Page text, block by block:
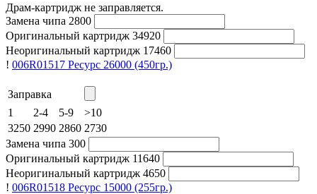
Драм-картридж не заправляется.
Замена чипа 2800
Оригинальный картридж 34920
Неоригинальный картридж 17460
! 006R01517 Ресурс 26000 (450гр.)
Заправка
1
2-4 5-9
>10
3250 2990 2860 2730
Замена чипа 300
Оригинальный картридж 11640
Неоригинальный картридж 4650
! 006R01518 Ресурс 15000 (255гр.)